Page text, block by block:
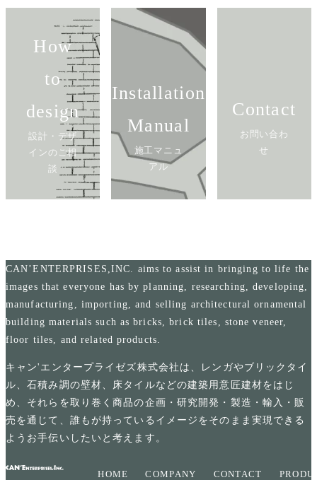
How
to
design
設計・デザ
インのご相
談
Installation
Manual
施工マニュ
アル
Contact
お問い合わ
せ
CAN’ENTERPRISES,INC. aims to assist in bringing to life the
images that everyone has by planning, researching, developing,
manufacturing, importing, and selling architectural ornamental
building materials such as bricks, brick tiles, stone veneer,
floor tiles, and related products.
キャン'エンタープライゼズ株式会社は、レンガやブリックタイ
ル、石積み調の壁材、床タイルなどの建築用意匠建材をはじ
め、それらを取り巻く商品の企画・研究開発・製造・輸入・販
売を通じて、誰もが持っているイメージをそのまま実現できる
ようお手伝いしたいと考えます。
HOME COMPANY CONTACT